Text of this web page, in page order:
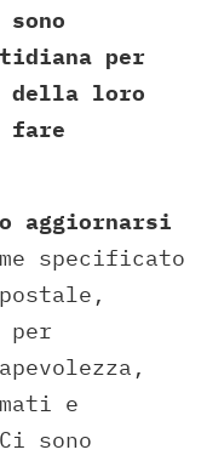
per
della loro
fare
aggiornarsi
specificato
per
e
sono